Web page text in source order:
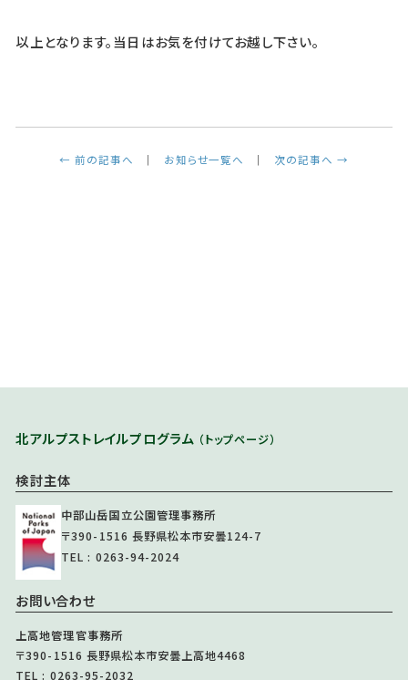
以上となります。当日はお気を付けてお越し下さい。
← 前の記事へ お知らせ一覧へ 次の記事へ →
北アルプストレイルプログラム （トップページ）
検討主体
中部山岳国立公園管理事務所
〒390-1516 長野県松本市安曇124-7
TEL : 0263-94-2024
お問い合わせ
上高地管理官事務所
〒390-1516 長野県松本市安曇上高地4468
TEL : 0263-95-2032